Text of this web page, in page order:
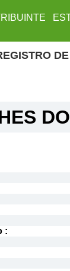
: